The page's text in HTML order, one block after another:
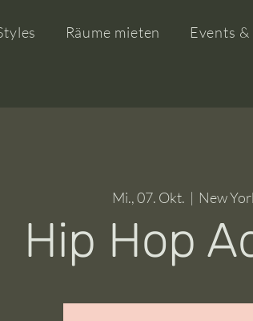
Räume mieten Events &
Mi., 07. Okt.
  |
New
Hip Hop